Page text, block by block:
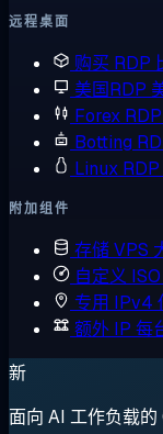
远程桌面
购买 RDP
美国RDP
Forex RDP
Botting
Linux RDP
附加组件
存储 VPS
自定义 ISO
专用 IPv4
额外 IP 每
新
面向 AI 工作负载的